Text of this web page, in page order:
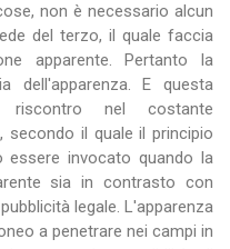
non è necessario alcun
del terzo, il quale faccia
apparente. Pertanto la
dell'apparenza. E questa
riscontro nel costante
secondo il quale il principio
essere invocato quando la
sia in contrasto con
legale. L'apparenza
a penetrare nei campi in